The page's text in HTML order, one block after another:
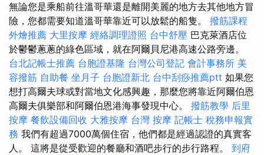
無論您是乘船前往溫哥華還是離開美麗的地方去其他地方冒
險，您都需要知道溫哥華靠近可以放鬆的船隻。 撥筋課程
外燴推薦 大里按摩 經絡調理證照 台中舒壓 巴克萊酒店位
於鬱鬱蔥蔥的綠色區域，就在阿爾貝尼港高速公路旁邊。
台北記帳士推薦 台胞證基隆 台灣公司登記 會計事務所 美
容撥筋 自助餐 坐月子 台胞證新北 台中刮痧推薦ptt 如果您
想打高爾夫球或對當地文化感興趣，那麼您將靠近阿爾伯恩
高爾夫俱樂部和阿爾伯恩港海事發現中心。 撥筋教學 后里
按摩 餐飲設備回收 大雅按摩 台灣 按摩 記帳士 稅務申報實
務 我們有超過7000萬個住宿，他們都是經過認證的真實客
人。 這將是從受歡迎的餐廳和酒吧步行的步行路程。 到府